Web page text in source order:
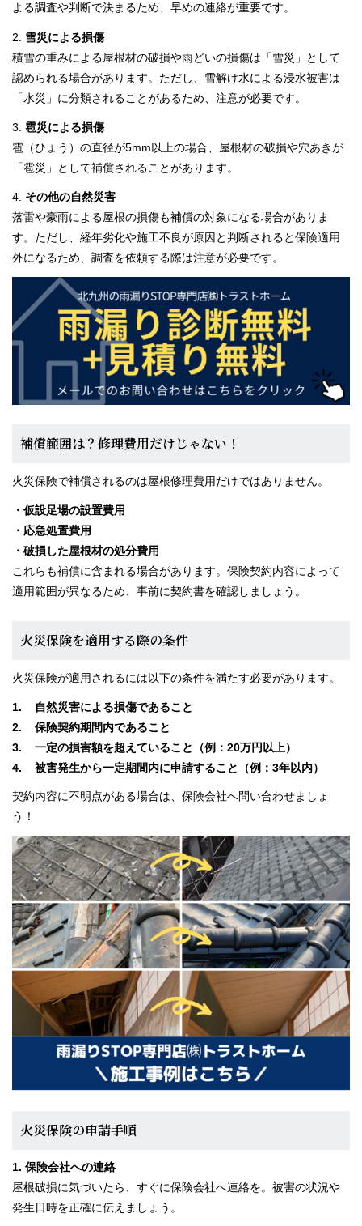
よる調査や判断で決まるため、早めの連絡が重要です。
2. 雪災による損傷
積雪の重みによる屋根材の破損や雨どいの損傷は「雪災」として
認められる場合があります。ただし、雪解け水による浸水被害は
「水災」に分類されることがあるため、注意が必要です。
3. 雹災による損傷
雹（ひょう）の直径が5mm以上の場合、屋根材の破損や穴あきが
「雹災」として補償されることがあります。
4. その他の自然災害
落雷や豪雨による屋根の損傷も補償の対象になる場合がありま
す。ただし、経年劣化や施工不良が原因と判断されると保険適用
外になるため、調査を依頼する際は注意が必要です。
補償範囲は？修理費用だけじゃない！
火災保険で補償されるのは屋根修理費用だけではありません。
・仮設足場の設置費用
・応急処置費用
・破損した屋根材の処分費用
これらも補償に含まれる場合があります。保険契約内容によって
適用範囲が異なるため、事前に契約書を確認しましょう。
火災保険を適用する際の条件
火災保険が適用されるには以下の条件を満たす必要があります。
自然災害による損傷であること
保険契約期間内であること
一定の損害額を超えていること（例：20万円以上）
被害発生から一定期間内に申請すること（例：3年以内）
契約内容に不明点がある場合は、保険会社へ問い合わせましょ
う！
火災保険の申請手順
1. 保険会社への連絡
屋根破損に気づいたら、すぐに保険会社へ連絡を。被害の状況や
発生日時を正確に伝えましょう。